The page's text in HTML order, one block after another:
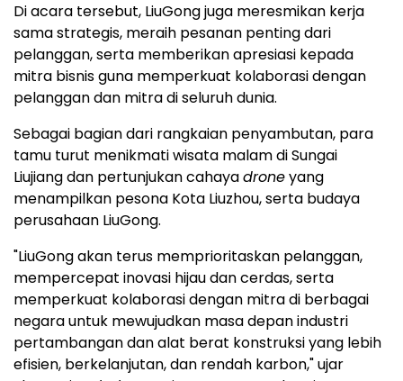
Di acara tersebut, LiuGong juga meresmikan kerja
sama strategis, meraih pesanan penting dari
pelanggan, serta memberikan apresiasi kepada
mitra bisnis guna memperkuat kolaborasi dengan
pelanggan dan mitra di seluruh dunia.
Sebagai bagian dari rangkaian penyambutan, para
tamu turut menikmati wisata malam di Sungai
Liujiang dan pertunjukan cahayadroneyang
menampilkan pesona Kota Liuzhou, serta budaya
perusahaan LiuGong.
"LiuGong akan terus memprioritaskan pelanggan,
mempercepat inovasi hijau dan cerdas, serta
memperkuat kolaborasi dengan mitra di berbagai
negara untuk mewujudkan masa depan industri
pertambangan dan alat berat konstruksi yang lebih
efisien, berkelanjutan, dan rendah karbon," ujar